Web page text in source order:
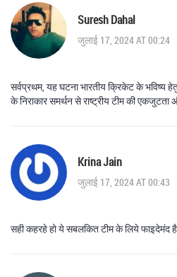
Suresh Dahal
जुलाई 17, 2024 AT 00:24
सर्वप्रथम, यह घटना भारतीय क्रिकेट के भविष्य
के निराकार समर्थन से राष्ट्रीय टीम की एकजुटता
Krina Jain
जुलाई 17, 2024 AT 00:43
सही कहरहे हो ये सबलकित टीम के लिये फाइदेमंद